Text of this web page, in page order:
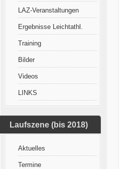
LAZ-Veranstaltungen
Ergebnisse Leichtathl.
Training
Bilder
Videos
LINKS
Laufszene (bis 2018)
Aktuelles
Termine